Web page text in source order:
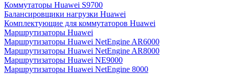
Коммутаторы Huawei S9700
Балансировщики нагрузки Huawei
Комплектующие для коммутаторов Huawei
Маршрутизаторы Huawei
Маршрутизаторы Huawei NetEngine AR6000
Маршрутизаторы Huawei NetEngine AR8000
Маршрутизаторы Huawei NE9000
Маршрутизаторы Huawei NetEngine 8000